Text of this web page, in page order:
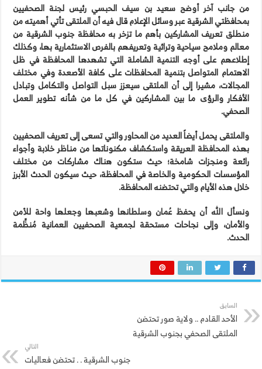
من جانب آخر أوضح سعيد بن سيف الحبسي رئيس لجنة الصحفيين
بمحافظتي الشرقية عبر وسائل الإعلام قال فيه أن الملتقى تأتي أهميته من
منطلق تعريف المشاركين بأهم ما تزخر به محافظة جنوب الشرقية من
معالم وملامح سياحية وتراثية وتعريفهم بالفرص الاستثمارية بها، وكذلك
إطلاعهم على أوجه التنمية الشاملة التي تشهدها المحافظة في ظل
الاهتمام المتواصل بتنمية المحافظات على كافة الأصعدة وفي مختلف
المجالات، مشيرا إلى أن الملتقى سيعزز سبل التواصل والتكامل وتبادل
الأفكار والرؤى ما بين المشاركين في كل ما من شأنه تطوير العمل
الصحفي.
والملتقى يحمل أيضاً العديد من المحاور والتي تسعى إلى تعريف الصحفيين
بهذه المحافظة العريقة واستكشاف مكنوناتها من مناظر خلابة وأجواء
رائعة ومنجزات شامخة؛ حيث ستكون هناك مشاركات من مختلف
المؤسسات الحكومية والخاصة في المحافظة، حيث سيكون الحدث الأبرز
خلال هذه الأيام والتي تحتضنه المحافظة.
‏ونسأل الله أن يحفظ عُمان وسلطانها وشعبها وجعلها واحة للأمن
والأمان، وإلى نجاحات مستحقة لجمعية الصحفيين العمانية مُنظِّمة
الحدث.
السابق
الأحد القادم .. ولاية صور تحتضن
الملتقى الصحفي بجنوب الشرقية
التالي
جنوب الشرقية . . تحتضن فعاليات